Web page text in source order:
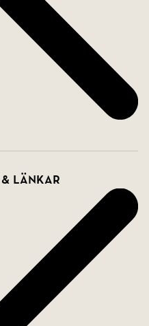
naturligt ljus och
charmigt loft under
atmosfär med
och ett karaktärsfullt
ateljé,
långt mer än bara
får du en flexibel
bostadsdelar,
sovrum, fem badrum,
soldränkt altan och
eller
& länkar